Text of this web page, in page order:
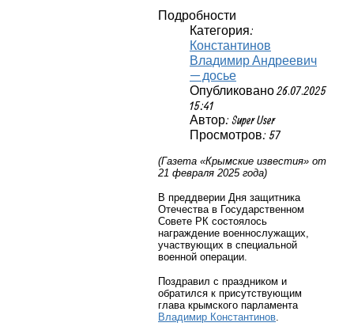
Подробности
Категория:
Константинов
Владимир Андреевич
— досье
Опубликовано 26.07.2025
15:41
Автор: Super User
Просмотров: 57
(Газета «Крымские известия» от
21 февраля 2025 года)
В преддверии Дня защитника
Отечества в Государственном
Совете РК состоялось
награждение военнослужащих,
участвующих в специальной
военной операции.
Поздравил с праздником и
обратился к присутствующим
глава крымского парламента
Владимир Константинов